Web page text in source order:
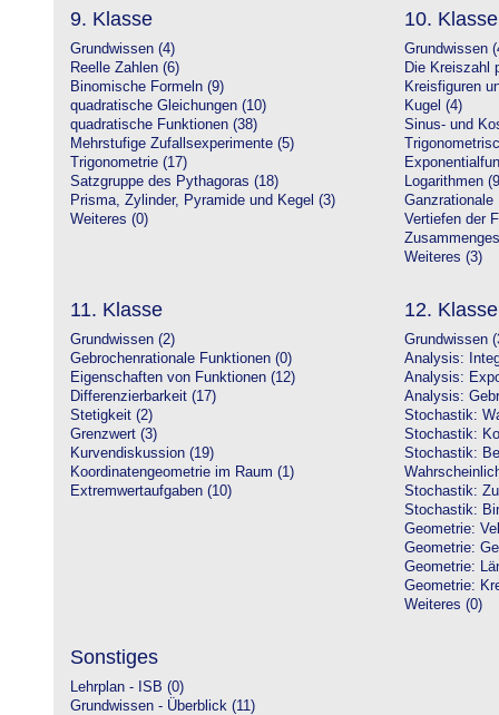
9. Klasse
Grundwissen (4)
Reelle Zahlen (6)
Binomische Formeln (9)
quadratische Gleichungen (10)
quadratische Funktionen (38)
Mehrstufige Zufallsexperimente (5)
Trigonometrie (17)
Satzgruppe des Pythagoras (18)
Prisma, Zylinder, Pyramide und Kegel (3)
Weiteres (0)
10. Klasse
Grundwissen
Die Kreiszahl
Kreisfiguren
Kugel (4)
Sinus- und
Logarithmen
Ganzrationale
Vertiefen der
Weiteres (3)
11. Klasse
Grundwissen (2)
Gebrochenrationale Funktionen (0)
Eigenschaften von Funktionen (12)
Differenzierbarkeit (17)
Stetigkeit (2)
Grenzwert (3)
Kurvendiskussion (19)
Koordinatengeometrie im Raum (1)
Extremwertaufgaben (10)
12. Klasse
Grundwissen
Analysis:
Analysis:
Analysis:
Stochastik:
Stochastik:
Stochastik:
Stochastik:
Stochastik:
Geometrie:
Geometrie:
Geometrie:
Geometrie:
Weiteres (0)
Sonstiges
Lehrplan - ISB (0)
Grundwissen - Überblick (11)